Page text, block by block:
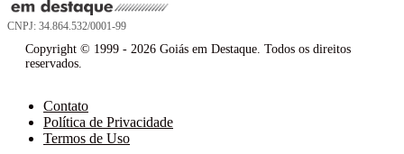
CNPJ: 34.864.532/0001-99
Copyright © 1999 - 2026 Goiás em Destaque. Todos os direitos
reservados.
Contato
Política de Privacidade
Termos de Uso